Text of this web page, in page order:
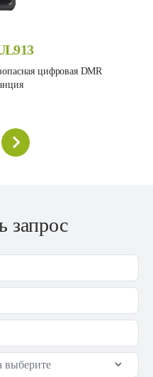
цифровая DMR
запрос